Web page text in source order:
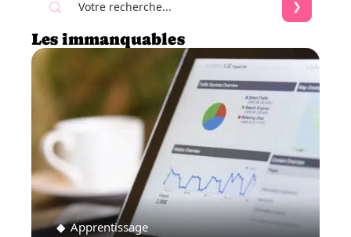
Les immanquables
Apprentissage